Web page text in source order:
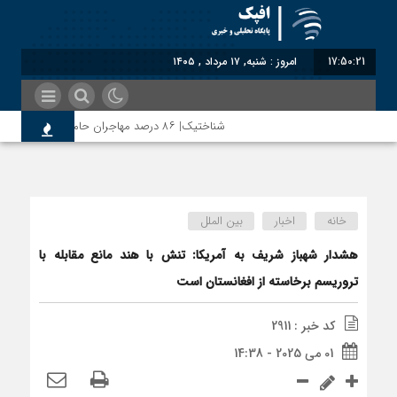
17:50:21 امروز : شنبه, ۱۷ مرداد , ۱۴۰۵
شناختیک| ۸۶ درصد مهاجران حامی ایران در جنگ؛ ۷۵ درصد مهاجران دولت چهاردهم را خیرخواه خود نمی‌دانند
مذاکره تحمیلی، جنگ تحمیلی، صلح تحمیلی را
خانه اخبار بین الملل
هشدار شهباز شریف به آمریکا: تنش با هند مانع مقابله با
تروریسم برخاسته از افغانستان است
کد خبر : 2911
01 می 2025 - 14:38